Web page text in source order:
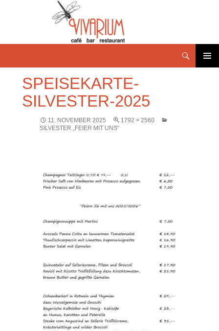
SPEISEKARTE-
SILVESTER-2025
11. NOVEMBER 2025
1792 × 2560
SILVESTER „FEIER MIT UNS“